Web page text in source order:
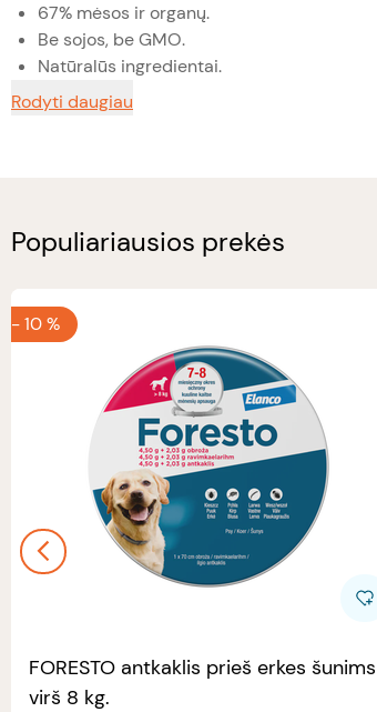
67% mėsos ir organų.
Be sojos, be GMO.
Natūralūs ingredientai.
Rodyti daugiau
Populiariausios prekės
-10 %
FORESTO antkaklis prieš erkes šunims
virš 8 kg.